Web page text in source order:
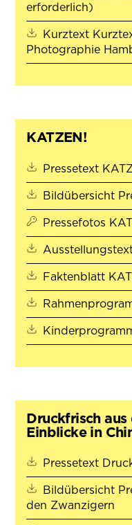
erforderlich)
Kurztext
Photographie
KATZEN!
Pressetext
Bildübersicht
Pressefotos
Faktenblatt
Druckfrisch
Einblicke in
Pressetext
Bildübersicht
den Zwanzigern